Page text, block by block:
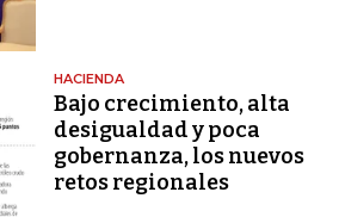
HACIENDA
Bajo crecimiento, alta
desigualdad y poca
gobernanza, los nuevos
retos regionales